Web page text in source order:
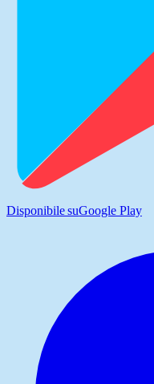
Disponibile suGoogle Play